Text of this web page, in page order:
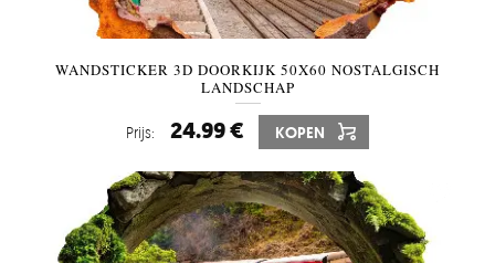
WANDSTICKER 3D DOORKIJK 50X60 NOSTALGISCH
LANDSCHAP
Prijs: 24.99 € KOPEN